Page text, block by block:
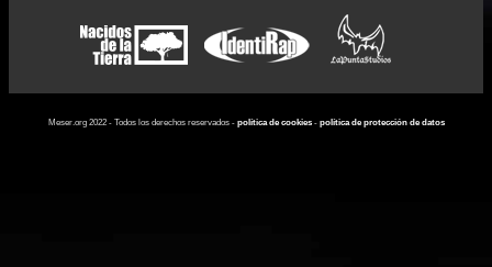
Meser.org 2022 - Todos los derechos reservados - política de cookies- política de protección de datos